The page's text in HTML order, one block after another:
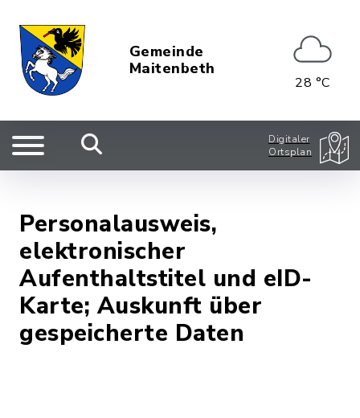
Gemeinde
Maitenbeth
28 °C
Digitaler
Ortsplan
Personalausweis,
elektronischer
Aufenthaltstitel und eID-
Karte; Auskunft über
gespeicherte Daten